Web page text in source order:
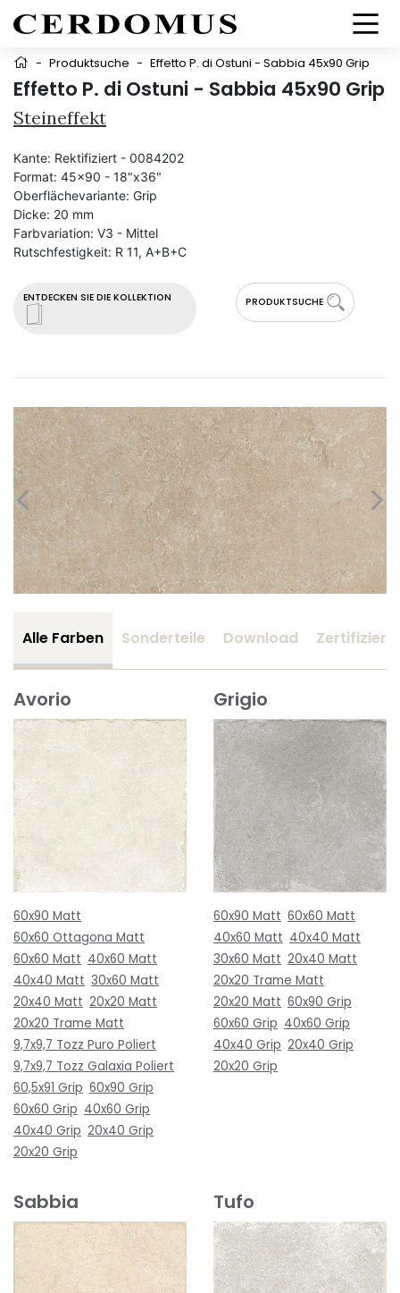
- Produktsuche - Effetto P. di Ostuni - Sabbia 45x90 Grip
Effetto P. di Ostuni - Sabbia 45x90 Grip
Steineffekt
ENTDECKEN SIE DIE KOLLEKTION PRODUKTSUCHE
Kante: Rektifiziert - 0084202
Format: 45x90 - 18"x36"
Oberflächevariante: Grip
Dicke: 20 mm
Farbvariation: V3 - Mittel
Rutschfestigkeit: R 11, A+B+C
Alle Farben Sonderteile Download
Avorio
60x90 Matt
60x60 Ottagona Matt
60x60 Matt 40x60 Matt
40x40 Matt 30x60 Matt
20x40 Matt 20x20 Matt
20x20 Trame Matt
9,7x9,7 Tozz Puro Poliert
9,7x9,7 Tozz Galaxia Poliert
60,5x91 Grip 60x90 Grip
60x60 Grip 40x60 Grip
40x40 Grip 20x40 Grip
20x20 Grip
Grigio
60x90 Matt 60x60 Matt
40x60 Matt 40x40 Matt
30x60 Matt 20x40 Matt
20x20 Trame Matt
20x20 Matt 60x90 Grip
60x60 Grip 40x60 Grip
40x40 Grip 20x40 Grip
20x20 Grip
Sabbia Tufo